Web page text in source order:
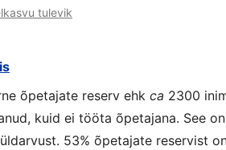
tulevik
õpetajate reserv ehk ca 2300
kuid ei tööta õpetajana. See
53% õpetajate reservist